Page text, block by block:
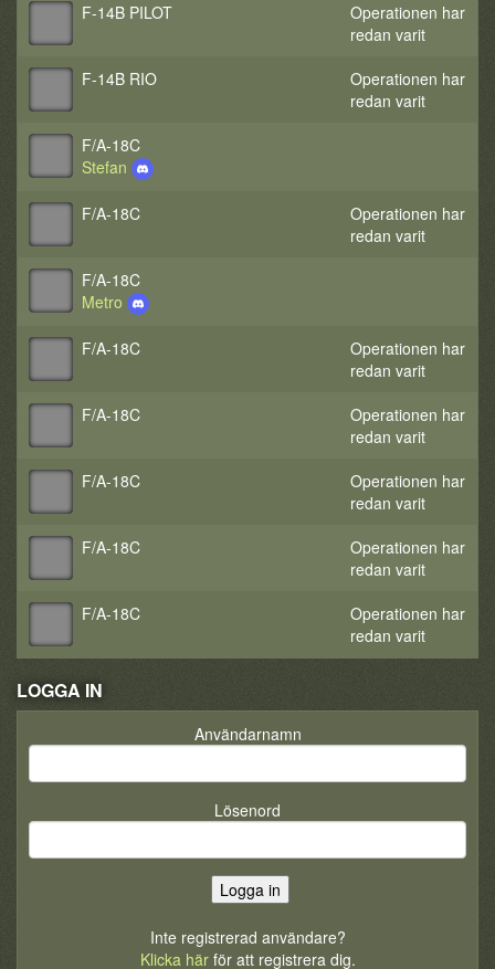
F-14B PILOT
Operationen har
redan varit
F-14B RIO
Operationen har
redan varit
F/A-18C
Stefan
F/A-18C
Operationen har
redan varit
F/A-18C
Metro
F/A-18C
Operationen har
redan varit
F/A-18C
Operationen har
redan varit
F/A-18C
Operationen har
redan varit
F/A-18C
Operationen har
redan varit
F/A-18C
Operationen har
redan varit
LOGGA IN
Användarnamn
Lösenord
Inte registrerad användare?
Klicka härför att registrera dig.